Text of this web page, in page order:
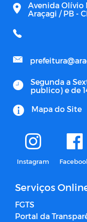
Avenida Olívio
Araçagi / PB -
Segunda a
publico) e de
Mapa do Site
Instagram
Serviços
FGTS
Portal da